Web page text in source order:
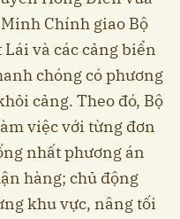
Chính giao Bộ
và các cảng biển
chóng có phương
cảng. Theo đó, Bộ
việc với từng đơn
nhất phương án
hàng; chủ động
khu vực, nâng tối